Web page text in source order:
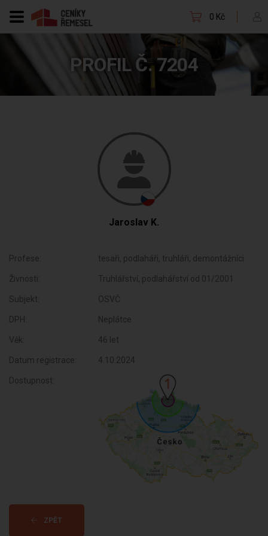
0 Kč
PROFIL Č. 7204
Jaroslav K.
Profese: tesaři, podlaháři, truhláři, demontážníci
Živnosti: Truhlářství, podlahářství od 01/2001
Subjekt: OSVČ
DPH: Neplátce
Věk: 46 let
Datum registrace: 4.10.2024
Dostupnost:
ZPĚT